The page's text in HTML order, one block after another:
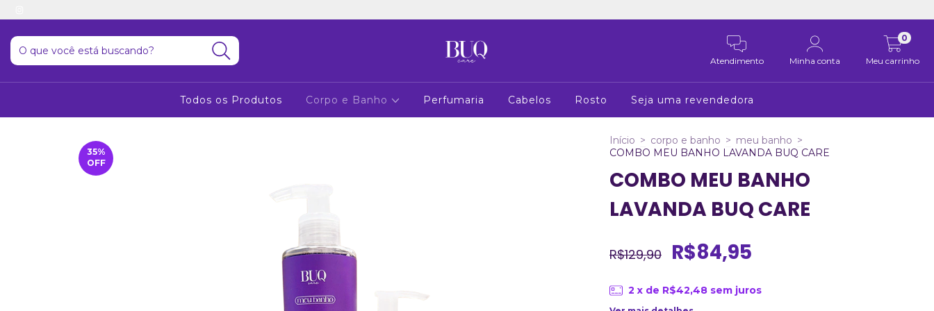
Atendimento Minha conta Meu carrinho
0
Todos os Produtos Corpo e Banho Perfumaria Cabelos Rosto Seja uma revendedora
35%
OFF
Início > corpo e banho > meu banho >
COMBO MEU BANHO LAVANDA BUQ CARE
COMBO MEU BANHO
LAVANDA BUQ CARE
R$129,90 R$84,95
2 x de R$42,48 sem juros